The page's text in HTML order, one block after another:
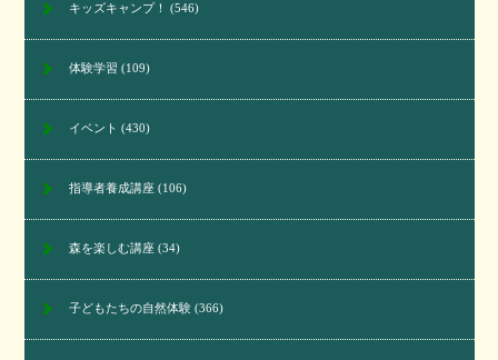
キッズキャンプ！ (546)
体験学習 (109)
イベント (430)
指導者養成講座(106)
森を楽しむ講座(34)
子どもたちの自然体験(366)